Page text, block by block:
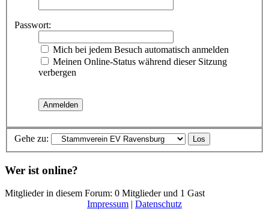
Passwort:
Mich bei jedem Besuch automatisch anmelden
Meinen Online-Status während dieser Sitzung
verbergen
Gehe zu:
Wer ist online?
Mitglieder in diesem Forum: 0 Mitglieder und 1 Gast
Impressum | Datenschutz